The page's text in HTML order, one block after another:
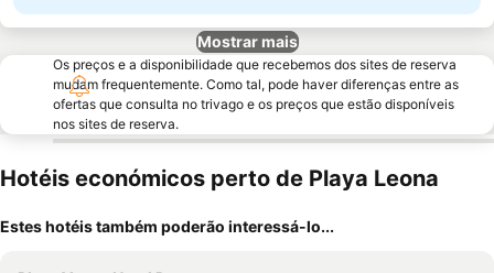
Mostrar mais
Os preços e a disponibilidade que recebemos dos sites de reserva
mudam frequentemente. Como tal, pode haver diferenças entre as
ofertas que consulta no trivago e os preços que estão disponíveis
nos sites de reserva.
Hotéis económicos perto de Playa Leona
Estes hotéis também poderão interessá-lo...